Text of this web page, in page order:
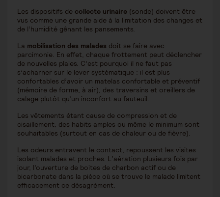
Les dispositifs de collecte urinaire (sonde) doivent être
vus comme une grande aide à la limitation des changes et
de l’humidité gênant les pansements.
La mobilisation des malades doit se faire avec
parcimonie. En effet, chaque frottement peut déclencher
de nouvelles plaies. C’est pourquoi il ne faut pas
s’acharner sur le lever systématique : il est plus
confortables d’avoir un matelas confortable et préventif
(mémoire de forme, à air), des traversins et oreillers de
calage plutôt qu’un inconfort au fauteuil.
Les vêtements étant cause de compression et de
cisaillement, des habits amples ou même le minimum sont
souhaitables (surtout en cas de chaleur ou de fièvre).
Les odeurs entravent le contact, repoussent les visites
isolant malades et proches. L’aération plusieurs fois par
jour, l’ouverture de boites de charbon actif ou de
bicarbonate dans la pièce où se trouve le malade limitent
efficacement ce désagrément.